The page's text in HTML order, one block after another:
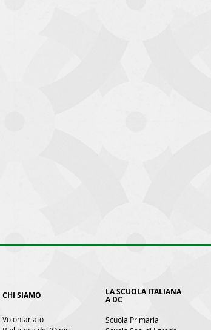
CHI SIAMO
Volontariato
LA SCUOLA ITALIANA
A DC
Scuola Primaria